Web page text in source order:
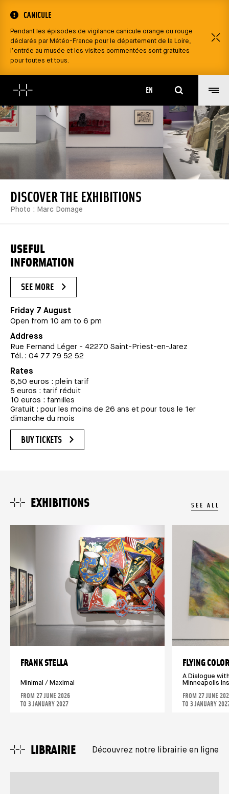
CANICULE
Pendant les épisodes de vigilance canicule orange ou rouge
déclarés par Météo-France pour le département de la Loire,
l’entrée au musée et les visites commentées sont gratuites
pour toutes et tous.
EN
DISCOVER THE EXHIBITIONS
Photo : Marc Domage
USEFUL
INFORMATION
SEE MORE
Friday 7 August
Open from 10 am to 6 pm
Address
Rue Fernand Léger - 42270 Saint-Priest-en-Jarez
Tél. : 04 77 79 52 52
Rates
6,50 euros : plein tarif
5 euros : tarif réduit
10 euros : familles
Gratuit : pour les moins de 26 ans et pour tous le 1er
dimanche du mois
BUY TICKETS
EXHIBITIONS SEE ALL
FRANK STELLA
Minimal / Maximal
FROM 27 JUNE 2026
TO 3 JANUARY 2027
FLYING
A Dialogue
Minneapolis
FROM 27 JUNE
TO 3 JANUARY
LIBRAIRIE Découvrez notre librairie en ligne